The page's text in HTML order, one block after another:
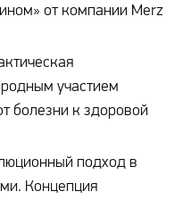
от компании Merz
участием
болезни к здоровой
подход в
Концепция